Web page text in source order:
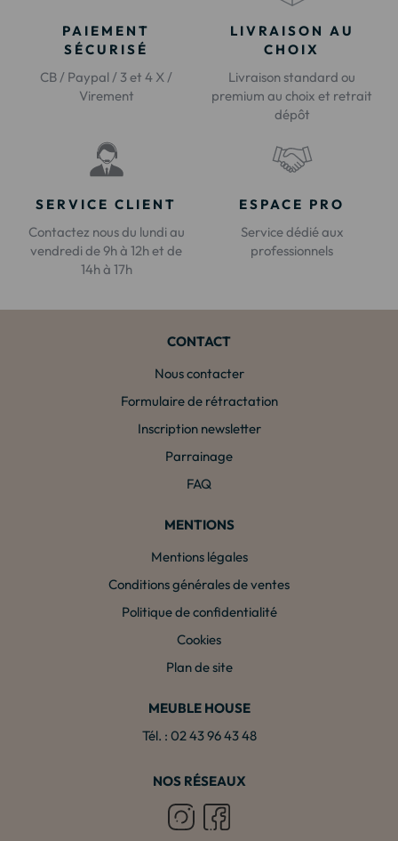
PAIEMENT
SÉCURISÉ
CB / Paypal / 3 et 4 X /
Virement
LIVRAISON AU
CHOIX
Livraison standard ou
premium au choix et retrait
dépôt
SERVICE CLIENT
Contactez nous du lundi au
vendredi de 9h à 12h et de
14h à 17h
ESPACE PRO
Service dédié aux
professionnels
CONTACT
Nous contacter
Formulaire de rétractation
Inscription newsletter
Parrainage
FAQ
MENTIONS
Mentions légales
Conditions générales de ventes
Politique de confidentialité
Cookies
Plan de site
MEUBLE HOUSE
Tél. : 02 43 96 43 48
NOS RÉSEAUX